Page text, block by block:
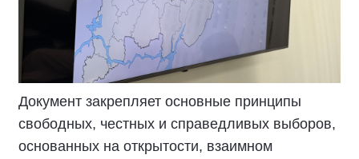
Документ закрепляет основные принципы
свободных, честных и справедливых выборов,
основанных на открытости, взаимном